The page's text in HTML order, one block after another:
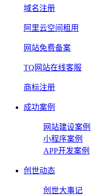
域名注册
阿里云空间租用
网站免费备案
TQ网站在线客服
商标注册
成功案例
网站建设案例
小程序案例
APP开发案例
创世动态
创世大事记